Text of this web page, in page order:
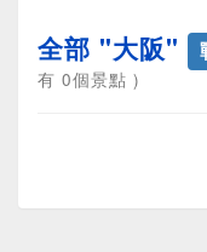
全部 "大阪"
有 0個景點 )